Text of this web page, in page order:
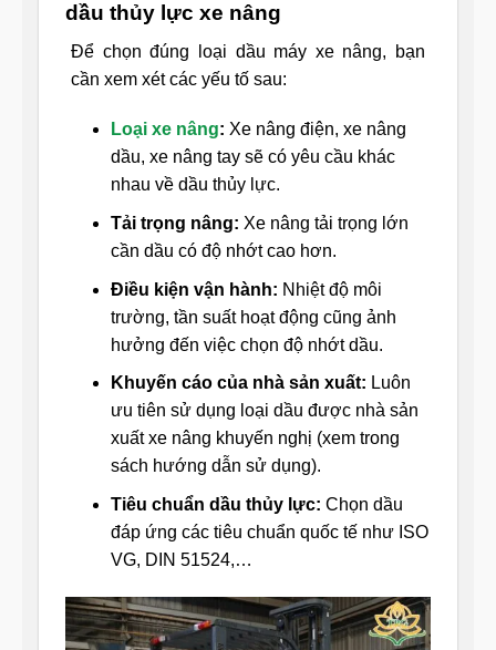
dầu thủy lực xe nâng
Để chọn đúng loại dầu máy xe nâng, bạn
cần xem xét các yếu tố sau:
Loại xe nâng: Xe nâng điện, xe nâng
dầu, xe nâng tay sẽ có yêu cầu khác
nhau về dầu thủy lực.
Tải trọng nâng: Xe nâng tải trọng lớn
cần dầu có độ nhớt cao hơn.
Điều kiện vận hành: Nhiệt độ môi
trường, tần suất hoạt động cũng ảnh
hưởng đến việc chọn độ nhớt dầu.
Khuyến cáo của nhà sản xuất: Luôn
ưu tiên sử dụng loại dầu được nhà sản
xuất xe nâng khuyến nghị (xem trong
sách hướng dẫn sử dụng).
Tiêu chuẩn dầu thủy lực: Chọn dầu
đáp ứng các tiêu chuẩn quốc tế như ISO
VG, DIN 51524,…